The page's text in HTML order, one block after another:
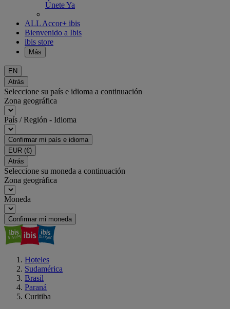
Únete Ya
ALL Accor+ ibis
Bienvenido a Ibis
ibis store
Más
EN
Atrás
Seleccione su país e idioma a continuación
Zona geográfica
País / Región - Idioma
Confirmar mi país e idioma
EUR (€)
Atrás
Seleccione su moneda a continuación
Zona geográfica
Moneda
Confirmar mi moneda
Hoteles
Sudamérica
Brasil
Paraná
Curitiba